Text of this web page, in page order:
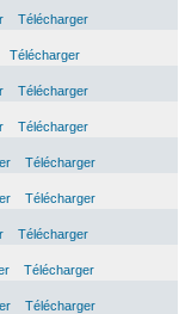
Télécharger
Télécharger
Télécharger
Télécharger
Télécharger
Télécharger
Télécharger
Télécharger
Télécharger